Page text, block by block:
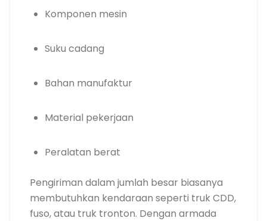
Komponen mesin
Suku cadang
Bahan manufaktur
Material pekerjaan
Peralatan berat
Pengiriman dalam jumlah besar biasanya
membutuhkan kendaraan seperti truk CDD,
fuso, atau truk tronton. Dengan armada